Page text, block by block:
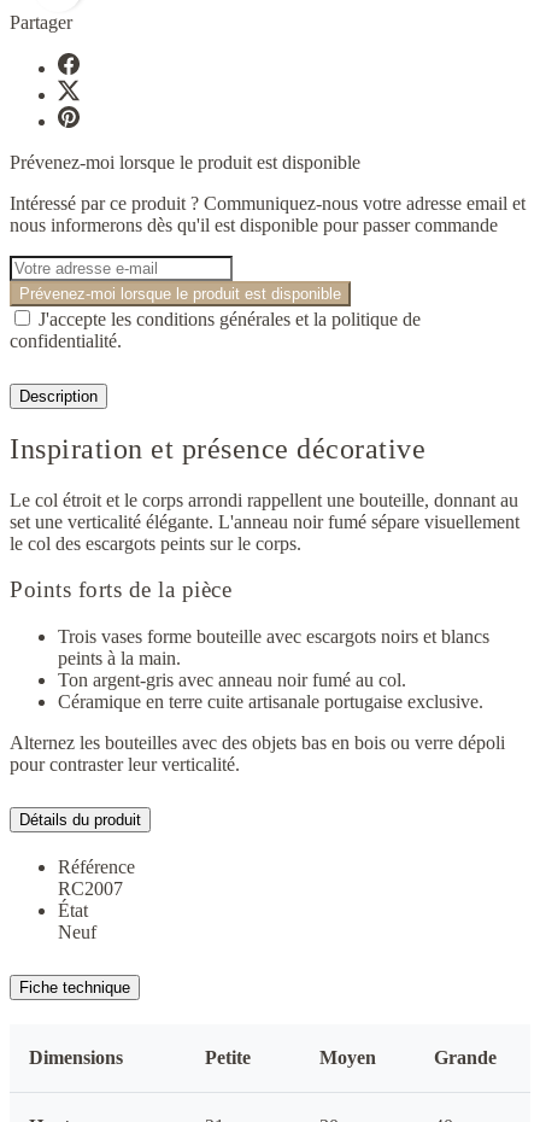
Partager
Prévenez-moi lorsque le produit est disponible
Intéressé par ce produit ? Communiquez-nous votre adresse email et
nous informerons dès qu'il est disponible pour passer commande
Prévenez-moi lorsque le produit est disponible
J'accepte les conditions générales et la politique de
confidentialité.
Description
Inspiration et présence décorative
Le col étroit et le corps arrondi rappellent une bouteille, donnant au
set une verticalité élégante. L'anneau noir fumé sépare visuellement
le col des escargots peints sur le corps.
Points forts de la pièce
Trois vases forme bouteille avec escargots noirs et blancs
peints à la main.
Ton argent-gris avec anneau noir fumé au col.
Céramique en terre cuite artisanale portugaise exclusive.
Alternez les bouteilles avec des objets bas en bois ou verre dépoli
pour contraster leur verticalité.
Détails du produit
Référence
RC2007
État
Neuf
Fiche technique
Dimensions Petite Moyen Grande